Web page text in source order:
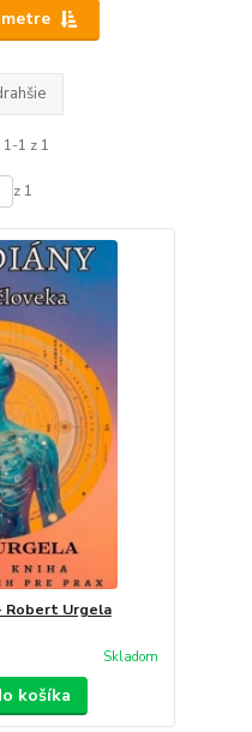
1 z 1
z 1
Robert Urgela
Skladom
košíka